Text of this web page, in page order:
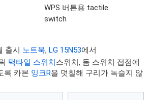
WPS 버튼용 tactile
switch
출시 노트북,LG 15N53에서
택타일 스위치스위치, 돔 스위치 접점에
록 카본 잉크R을 덧칠해 구리가 녹슬지 않